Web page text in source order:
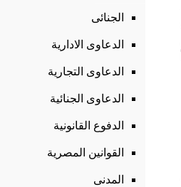
الجنائى
الدعاوى الادارية
الدعاوى التجارية
الدعاوى الجنائية
الدفوع القانونية
القوانين المصرية
المدنى